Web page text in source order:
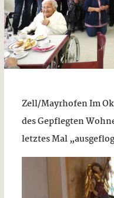
Zell/MayrhofenIm
des Gepflegten
letztes Mal